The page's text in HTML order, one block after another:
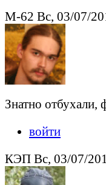
M-62 Вс, 03/07/
Знатно отбухали,
войти
КЭП Вс, 03/07/